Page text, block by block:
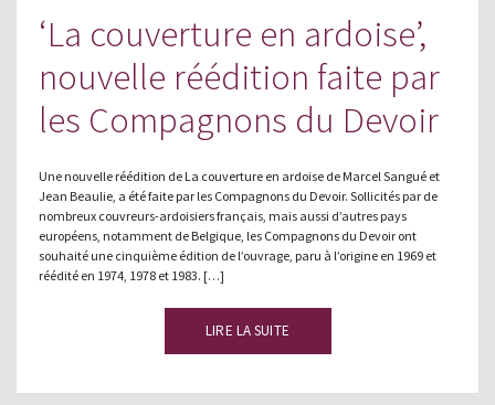
‘La couverture en ardoise’,
nouvelle réédition faite par
les Compagnons du Devoir
Une nouvelle réédition de La couverture en ardoise de Marcel Sangué et
Jean Beaulie, a été faite par les Compagnons du Devoir. Sollicités par de
nombreux couvreurs-ardoisiers français, mais aussi d’autres pays
européens, notamment de Belgique, les Compagnons du Devoir ont
souhaité une cinquième édition de l’ouvrage, paru à l’origine en 1969 et
réédité en 1974, 1978 et 1983. […]
LIRE LA SUITE